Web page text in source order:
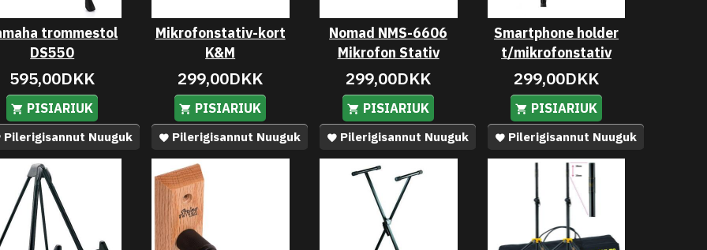
trommestol
DS550
595,00DKK
PISIARIUK
Pilerigisannut Nuuguk
Mikrofonstativ-kort
K&M
299,00DKK
PISIARIUK
Pilerigisannut Nuuguk
Nomad NMS-6606
Mikrofon Stativ
299,00DKK
PISIARIUK
Pilerigisannut Nuuguk
Smartphone holder
t/mikrofonstativ
299,00DKK
PISIARIUK
Pilerigisannut Nuuguk